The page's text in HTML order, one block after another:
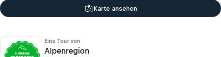
Karte ansehen
Eine Tour von
Alpenregion